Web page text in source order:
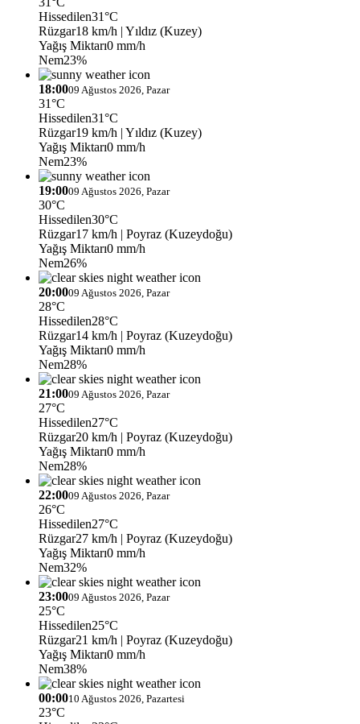
Hissedilen31°C
Rüzgar18 km/h | Yıldız (Kuzey)
Yağış Miktarı0 mm/h
Nem23%
18:0009 Ağustos 2026, Pazar
31°C
Hissedilen31°C
Rüzgar19 km/h | Yıldız (Kuzey)
Yağış Miktarı0 mm/h
Nem23%
19:0009 Ağustos 2026, Pazar
30°C
Hissedilen30°C
Rüzgar17 km/h | Poyraz (Kuzeydoğu)
Yağış Miktarı0 mm/h
Nem26%
20:0009 Ağustos 2026, Pazar
28°C
Hissedilen28°C
Rüzgar14 km/h | Poyraz (Kuzeydoğu)
Yağış Miktarı0 mm/h
Nem28%
21:0009 Ağustos 2026, Pazar
27°C
Hissedilen27°C
Rüzgar20 km/h | Poyraz (Kuzeydoğu)
Yağış Miktarı0 mm/h
Nem28%
22:0009 Ağustos 2026, Pazar
26°C
Hissedilen27°C
Rüzgar27 km/h | Poyraz (Kuzeydoğu)
Yağış Miktarı0 mm/h
Nem32%
23:0009 Ağustos 2026, Pazar
25°C
Hissedilen25°C
Rüzgar21 km/h | Poyraz (Kuzeydoğu)
Yağış Miktarı0 mm/h
Nem38%
00:0010 Ağustos 2026, Pazartesi
23°C